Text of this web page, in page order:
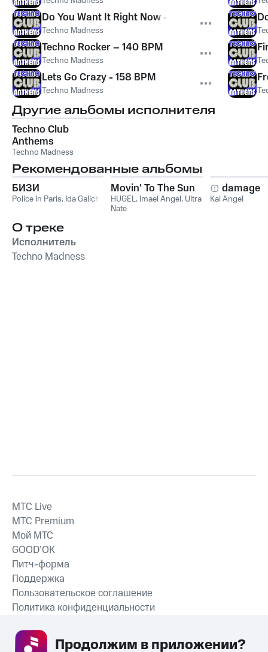
Do You Want It Right Now - 154 BPM
Techno Madness
Techno Rocker – 140 BPM
Techno Madness
Lets Go Crazy - 158 BPM
Techno Madness
Другие альбомы исполнителя
Techno Club
Anthems
Techno Madness
Рекомендованные альбомы
БИЗИ
Police In Paris, Ida Galich
Movin' To The Sun
HUGEL, Imael Angel, Ultra
Nate
damage
Kai Angel
О треке
Исполнитель
Techno Madness
СКАЧАТЬ ПРИЛОЖЕНИЕ
MTС Live
MTС Premium
Мой МТС
GOOD’OK
Питч-форма
Поддержка
Пользовательское соглашение
Политика конфиденциальности